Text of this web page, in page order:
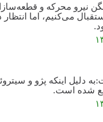
نیرو محرکه و
می‌کنیم، اما
دلیل اینکه پژو و
شده است.